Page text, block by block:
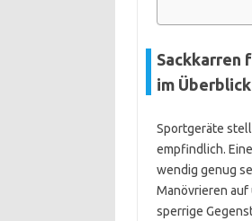
Sackkarren
im Überblick
Sportgeräte
empfindlich.
wendig genug
Manövrieren auf
sperrige